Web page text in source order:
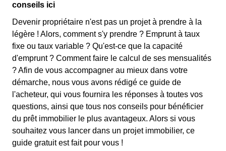
conseils ici
Devenir propriétaire n'est pas un projet à prendre à la
légère ! Alors, comment s'y prendre ? Emprunt à taux
fixe ou taux variable ? Qu'est-ce que la capacité
d'emprunt ? Comment faire le calcul de ses mensualités
? Afin de vous accompagner au mieux dans votre
démarche, nous vous avons rédigé ce guide de
l'acheteur, qui vous fournira les réponses à toutes vos
questions, ainsi que tous nos conseils pour bénéficier
du prêt immobilier le plus avantageux. Alors si vous
souhaitez vous lancer dans un projet immobilier, ce
guide gratuit est fait pour vous !